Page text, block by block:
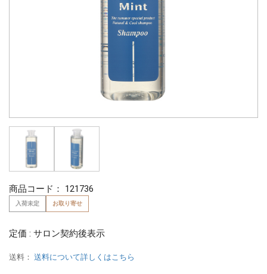
商品コード： 121736
入荷未定 お取り寄せ
定価 : サロン契約後表示
送料： 送料について詳しくはこちら